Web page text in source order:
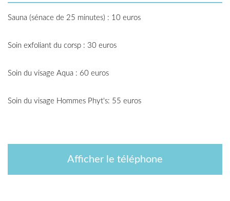
Sauna (sénace de 25 minutes) : 10 euros
Soin exfoliant du corsp : 30 euros
Soin du visage Aqua : 60 euros
Soin du visage Hommes Phyt's: 55 euros
Afficher le téléphone